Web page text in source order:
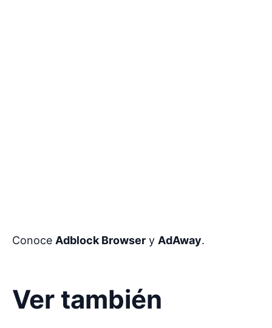
Conoce Adblock Browser y AdAway.
Ver también